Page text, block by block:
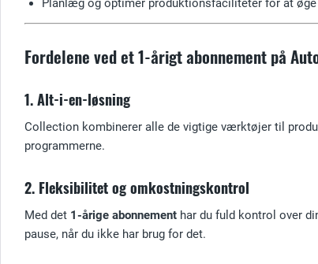
Planlæg og optimer produktionsfaciliteter for at
Fordelene ved et 1-årigt abonnement på
1. Alt-i-en-løsning
Collection kombinerer alle de vigtige værktøjer til
programmerne.
2. Fleksibilitet og omkostningskontrol
Med det 1-årige abonnement har du fuld kontrol over
pause, når du ikke har brug for det.